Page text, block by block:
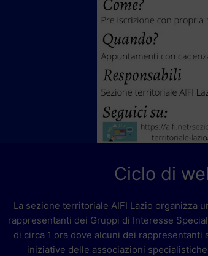
Ciclo di
La sezione territoriale AIFI Lazio organizza
rappresentanti dei Gruppi di Interesse
di circa 1 ora dove alcuni dei
iniziative delle associazioni specialistiche